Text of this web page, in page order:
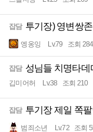
잡담 투기장) 영변쌍
엥옹잉 Lv.79 조회 284
잡담 성님들 치명타데
깁미어허 Lv.38 조회 210
잡담 투기장 제일 쪽팔
범죄소년 Lv.72 조회